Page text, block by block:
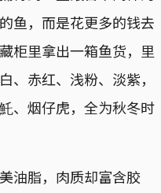
鱼，而是花更多的钱去
柜里拿出一箱鱼货，里
、赤红、浅粉、淡紫，
、烟仔虎，全为秋冬时
油脂，肉质却富含胶